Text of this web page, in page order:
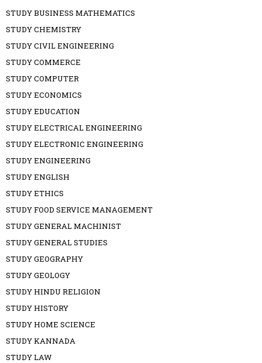
STUDY BUSINESS MATHEMATICS
STUDY CHEMISTRY
STUDY CIVIL ENGINEERING
STUDY COMMERCE
STUDY COMPUTER
STUDY ECONOMICS
STUDY EDUCATION
STUDY ELECTRICAL ENGINEERING
STUDY ELECTRONIC ENGINEERING
STUDY ENGINEERING
STUDY ENGLISH
STUDY ETHICS
STUDY FOOD SERVICE MANAGEMENT
STUDY GENERAL MACHINIST
STUDY GENERAL STUDIES
STUDY GEOGRAPHY
STUDY GEOLOGY
STUDY HINDU RELIGION
STUDY HISTORY
STUDY HOME SCIENCE
STUDY KANNADA
STUDY LAW